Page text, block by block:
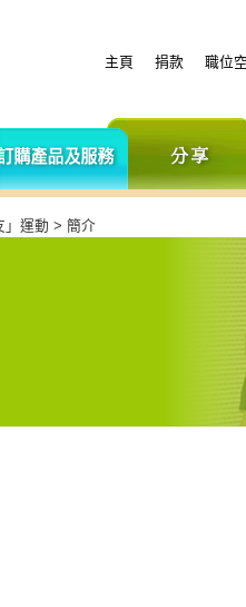
主頁
捐款 職位
品
」運動 > 簡介